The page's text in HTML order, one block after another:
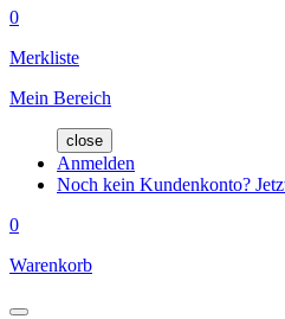
0
Merkliste
Mein Bereich
close
Anmelden
Noch kein Kundenkonto?
0
Warenkorb